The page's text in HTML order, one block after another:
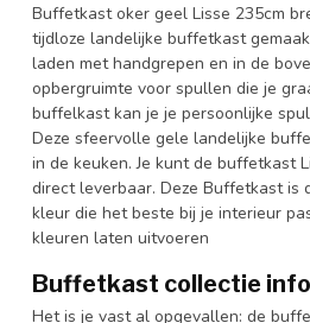
Buffetkast oker geel Lisse 235cm
tijdloze landelijke buffetkast
laden met handgrepen en in de
opbergruimte voor spullen die je
buffelkast kan je je persoonlijke
Deze sfeervolle gele landelijke
in de keuken. Je kunt de buffetkast
direct leverbaar. Deze Buffetkast is
kleur die het beste bij je interieur
kleuren laten uitvoeren
Buffetkast collectie info
Het is je vast al opgevallen: de